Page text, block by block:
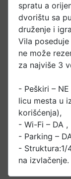
spratu a
dvorištu sa
druženje i
Vila
ne može
za najviše 3
- Peškiri –
licu mesta u
korišćenja),
- Wi-Fi – DA ,
- Parking –
-
na izvlačenje.